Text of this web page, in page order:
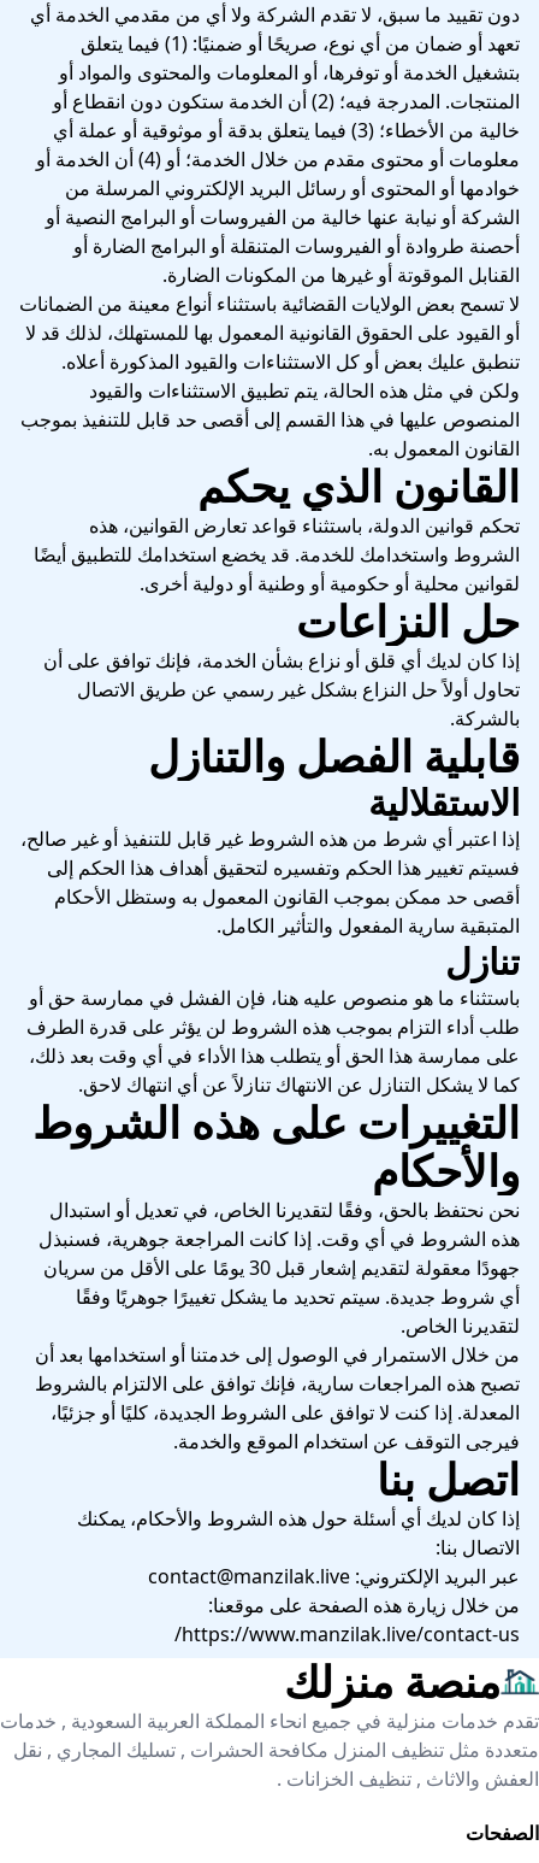
دون تقييد ما سبق، لا تقدم الشركة ولا أي من مقدمي الخدمة أي
تعهد أو ضمان من أي نوع، صريحًا أو ضمنيًا: (1) فيما يتعلق
بتشغيل الخدمة أو توفرها، أو المعلومات والمحتوى والمواد أو
المنتجات. المدرجة فيه؛ (2) أن الخدمة ستكون دون انقطاع أو
خالية من الأخطاء؛ (3) فيما يتعلق بدقة أو موثوقية أو عملة أي
معلومات أو محتوى مقدم من خلال الخدمة؛ أو (4) أن الخدمة أو
خوادمها أو المحتوى أو رسائل البريد الإلكتروني المرسلة من
الشركة أو نيابة عنها خالية من الفيروسات أو البرامج النصية أو
أحصنة طروادة أو الفيروسات المتنقلة أو البرامج الضارة أو
القنابل الموقوتة أو غيرها من المكونات الضارة.
لا تسمح بعض الولايات القضائية باستثناء أنواع معينة من الضمانات
أو القيود على الحقوق القانونية المعمول بها للمستهلك، لذلك قد لا
تنطبق عليك بعض أو كل الاستثناءات والقيود المذكورة أعلاه.
ولكن في مثل هذه الحالة، يتم تطبيق الاستثناءات والقيود
المنصوص عليها في هذا القسم إلى أقصى حد قابل للتنفيذ بموجب
القانون المعمول به.
القانون الذي يحكم
تحكم قوانين الدولة، باستثناء قواعد تعارض القوانين، هذه
الشروط واستخدامك للخدمة. قد يخضع استخدامك للتطبيق أيضًا
لقوانين محلية أو حكومية أو وطنية أو دولية أخرى.
حل النزاعات
إذا كان لديك أي قلق أو نزاع بشأن الخدمة، فإنك توافق على أن
تحاول أولاً حل النزاع بشكل غير رسمي عن طريق الاتصال
بالشركة.
قابلية الفصل والتنازل
الاستقلالية
إذا اعتبر أي شرط من هذه الشروط غير قابل للتنفيذ أو غير صالح،
فسيتم تغيير هذا الحكم وتفسيره لتحقيق أهداف هذا الحكم إلى
أقصى حد ممكن بموجب القانون المعمول به وستظل الأحكام
المتبقية سارية المفعول والتأثير الكامل.
تنازل
باستثناء ما هو منصوص عليه هنا، فإن الفشل في ممارسة حق أو
طلب أداء التزام بموجب هذه الشروط لن يؤثر على قدرة الطرف
على ممارسة هذا الحق أو يتطلب هذا الأداء في أي وقت بعد ذلك،
كما لا يشكل التنازل عن الانتهاك تنازلاً عن أي انتهاك لاحق.
التغييرات على هذه الشروط
والأحكام
نحن نحتفظ بالحق، وفقًا لتقديرنا الخاص، في تعديل أو استبدال
هذه الشروط في أي وقت. إذا كانت المراجعة جوهرية، فسنبذل
جهودًا معقولة لتقديم إشعار قبل 30 يومًا على الأقل من سريان
أي شروط جديدة. سيتم تحديد ما يشكل تغييرًا جوهريًا وفقًا
لتقديرنا الخاص.
من خلال الاستمرار في الوصول إلى خدمتنا أو استخدامها بعد أن
تصبح هذه المراجعات سارية، فإنك توافق على الالتزام بالشروط
المعدلة. إذا كنت لا توافق على الشروط الجديدة، كليًا أو جزئيًا،
فيرجى التوقف عن استخدام الموقع والخدمة.
اتصل بنا
إذا كان لديك أي أسئلة حول هذه الشروط والأحكام، يمكنك
الاتصال بنا:
عبر البريد الإلكتروني: contact@manzilak.live
من خلال زيارة هذه الصفحة على موقعنا:
https://www.manzilak.live/contact-us/
منصة منزلك
تقدم خدمات منزلية في جميع انحاء المملكة العربية السعودية , خدمات
متعددة مثل تنظيف المنزل مكافحة الحشرات , تسليك المجاري , نقل
العفش والاثاث , تنظيف الخزانات .
الصفحات